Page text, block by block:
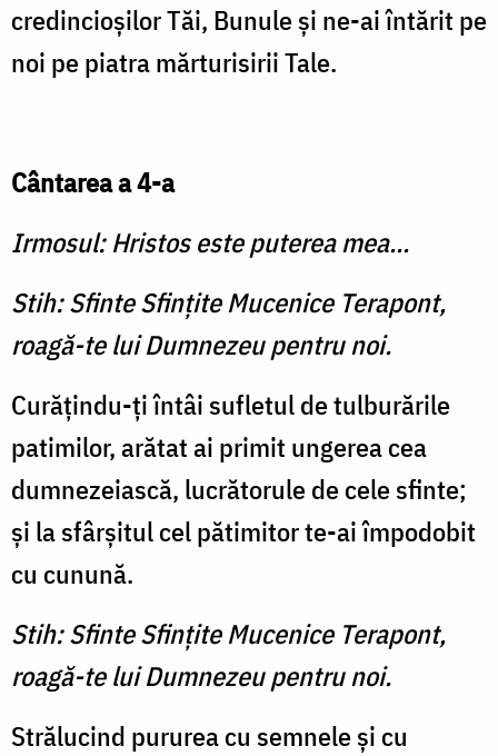
credincioşilor Tăi, Bunule şi ne-ai întărit pe
noi pe piatra mărturisirii Tale.
Cântarea a 4-a
Irmosul: Hristos este puterea mea...
Stih: Sfinte Sfinţite Mucenice Terapont,
roagă-te lui Dumnezeu pentru noi.
Curăţindu-ţi întâi sufletul de tulburările
patimilor, arătat ai primit ungerea cea
dumnezeiască, lucrătorule de cele sfinte;
şi la sfârşitul cel pătimitor te-ai împodobit
cu cunună.
Stih: Sfinte Sfinţite Mucenice Terapont,
roagă-te lui Dumnezeu pentru noi.
Strălucind pururea cu semnele şi cu